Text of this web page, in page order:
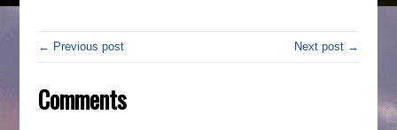
← Previous post Next post →
Comments